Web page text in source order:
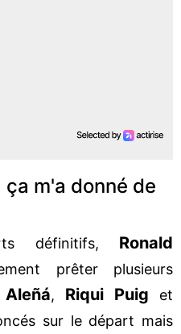
m'a donné de
définitifs, Ronald
prêter plusieurs
, Riqui Puig et
sur le départ mais